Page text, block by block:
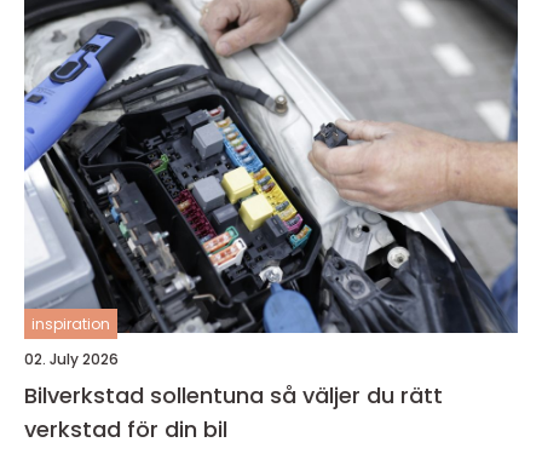
inspiration
02. July 2026
Bilverkstad sollentuna så väljer du rätt
verkstad för din bil